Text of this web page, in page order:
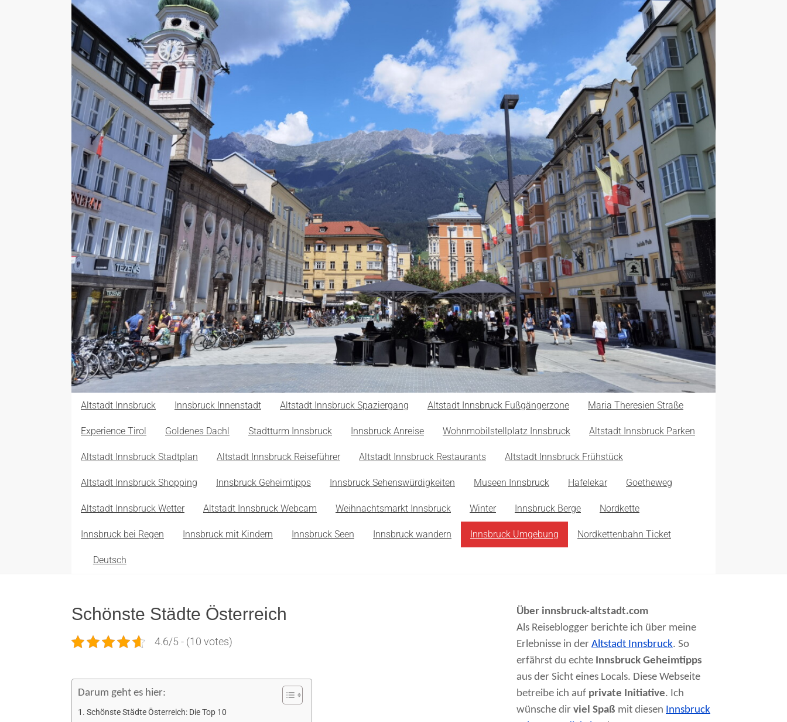
Altstadt Innsbruck Innsbruck Innenstadt Altstadt Innsbruck Spaziergang Altstadt Innsbruck Fußgängerzone Maria Theresien Straße
Experience Tirol Goldenes Dachl Stadtturm Innsbruck Innsbruck Anreise Wohnmobilstellplatz Innsbruck Altstadt Innsbruck Parken
Altstadt Innsbruck Stadtplan Altstadt Innsbruck Reiseführer Altstadt Innsbruck Restaurants Altstadt Innsbruck Frühstück
Altstadt Innsbruck Shopping Innsbruck Geheimtipps Innsbruck Sehenswürdigkeiten Museen Innsbruck Hafelekar Goetheweg
Altstadt Innsbruck Wetter Altstadt Innsbruck Webcam Weihnachtsmarkt Innsbruck Winter Innsbruck Berge Nordkette
Innsbruck bei Regen Innsbruck mit Kindern Innsbruck Seen Innsbruck wandern Innsbruck Umgebung Nordkettenbahn Ticket
Deutsch
Schönste Städte Österreich
4.6/5 - (10 votes)
Darum geht es hier:
Schönste Städte Österreich: Die Top 10
Über innsbruck-altstadt.com
Als Reiseblogger berichte ich über meine
Erlebnisse in derAltstadt Innsbruck. So
erfährst du echte Innsbruck Geheimtipps
aus der Sicht eines Locals. Diese Webseite
betreibe ich auf private Initiative. Ich
wünsche dirviel Spaß mit diesen Innsbruck